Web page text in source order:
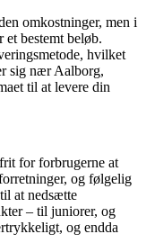
omkostninger, men i
bestemt beløb.
hvilket
sig nær Aalborg,
til at levere din
for forbrugerne at
og følgelig
at nedsætte
– til juniorer, og
og endda